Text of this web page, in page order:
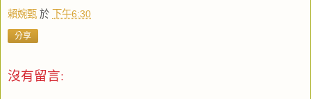
賴婉甄 於 下午6:30
分享
沒有留言: